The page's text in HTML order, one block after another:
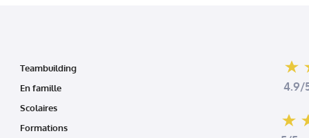
Teambuilding
En famille
Scolaires
Formations
4.9/